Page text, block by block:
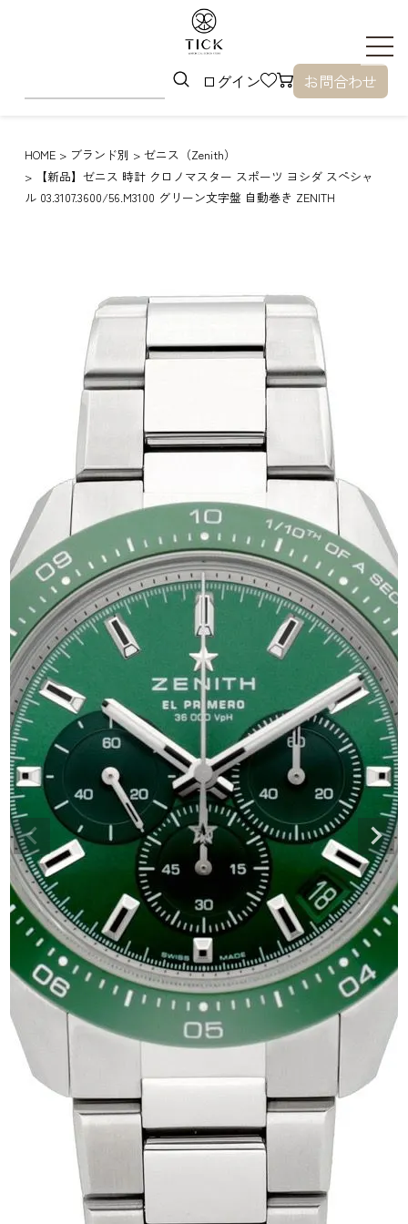
ログイン お問合わせ
HOME ブランド別
ゼニス（Zenith）
【新品】ゼニス 時計 クロノマスター スポーツ ヨシダ スペシャ
ル 03.3107.3600/56.M3100 グリーン文字盤 自動巻き ZENITH